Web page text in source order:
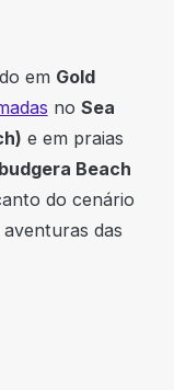
em Gold
no Sea
e em praias
Beach
do cenário
das